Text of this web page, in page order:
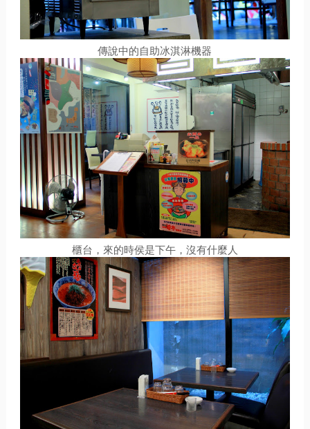
傳說中的自助冰淇淋機器
櫃台，來的時侯是下午，沒有什麼人